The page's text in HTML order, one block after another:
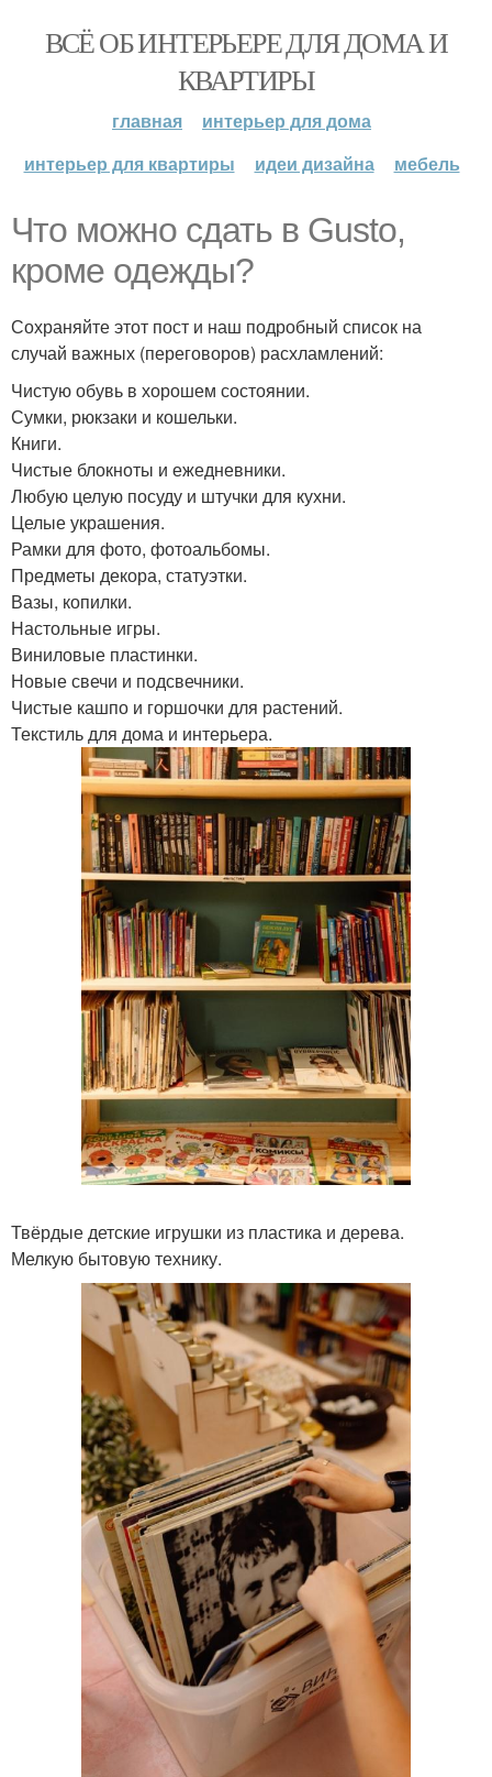
ВСЁ ОБ ИНТЕРЬЕРЕ ДЛЯ ДОМА И
КВАРТИРЫ
главная
интерьер для дома
интерьер для квартиры
идеи дизайна мебель
Что можно сдать в Gusto,
кроме одежды?
Сохраняйте этот пост и наш подробный список на
случай важных (переговоров) расхламлений:
Чистую обувь в хорошем состоянии.
Сумки, рюкзаки и кошельки.
Книги.
Чистые блокноты и ежедневники.
Любую целую посуду и штучки для кухни.
Целые украшения.
Рамки для фото, фотоальбомы.
Предметы декора, статуэтки.
Вазы, копилки.
Настольные игры.
Виниловые пластинки.
Новые свечи и подсвечники.
Чистые кашпо и горшочки для растений.
Текстиль для дома и интерьера.
Твёрдые детские игрушки из пластика и дерева.
Мелкую бытовую технику.